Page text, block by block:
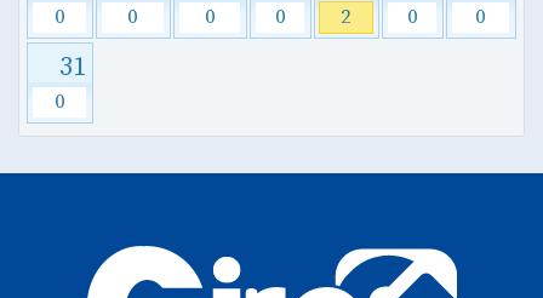
0 0 0 0 2 0 0
31
0